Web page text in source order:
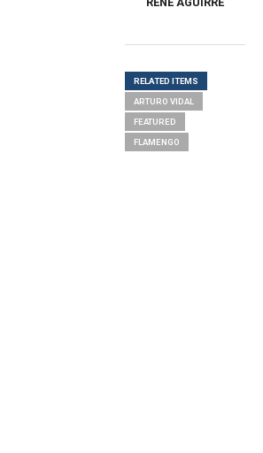
RELATED ITEMS
ARTURO VIDAL
FEATURED
FLAMENGO